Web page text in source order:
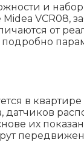
и
Midea VCR08,
от
в
датчиков
их